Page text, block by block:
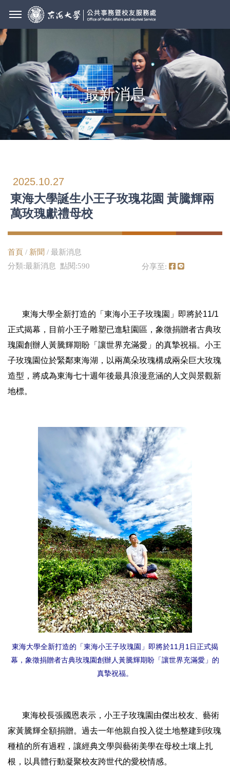
最新消息
2025.10.27
東海大學誕生小王子玫瑰花園 黃騰輝兩
萬玫瑰獻禮母校
首頁 / 新聞 / 最新消息
分類:最新消息 點閱:590
分享至:
東海大學全新打造的「東海小王子玫瑰園」即將於11/1
正式揭幕，目前小王子雕塑已進駐園區，象徵捐贈者古典玫
瑰園創辦人黃騰輝期盼「讓世界充滿愛」的真摯祝福。小王
子玫瑰園位於緊鄰東海湖，以兩萬朵玫瑰構成兩朵巨大玫瑰
造型，將成為東海七十週年後最具浪漫意涵的人文與景觀新
地標。
東海大學全新打造的「東海小王子玫瑰園」即將於11月1日正式揭
幕，象徵捐贈者古典玫瑰園創辦人黃騰輝期盼「讓世界充滿愛」的
真摯祝福。
東海校長張國恩表示，小王子玫瑰園由傑出校友、藝術
家黃騰輝全額捐贈。過去一年他親自投入從土地整建到玫瑰
種植的所有過程，讓經典文學與藝術美學在母校土壤上扎
根，以具體行動凝聚校友跨世代的愛校情感。